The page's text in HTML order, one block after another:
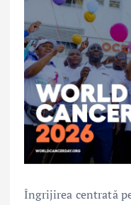
Îngrijirea centrată